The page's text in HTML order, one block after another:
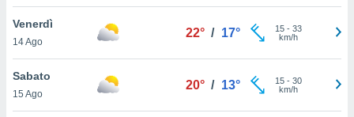
la
nella
Venerdì
14 Ago
22° / 17° 15- 33
km/h
Sabato
15 Ago
20° / 13° 15- 30
km/h